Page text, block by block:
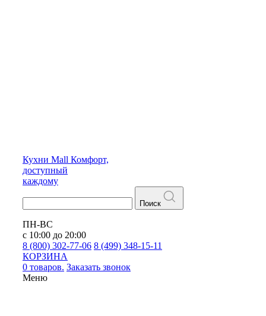
Кухни Mall Комфорт,
доступный
каждому
Поиск
ПН-ВС
с 10:00 до 20:00
8 (800) 302-77-06 8 (499) 348-15-11
КОРЗИНА
0 товаров. Заказать звонок
Меню